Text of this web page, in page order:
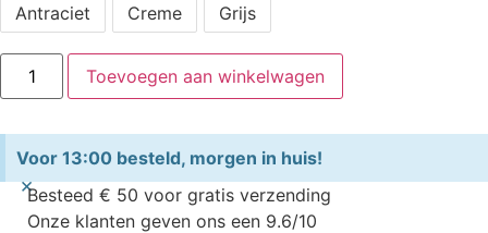
Antraciet
Creme Grijs
Toevoegen aan winkelwagen
Voor 13:00 besteld, morgen in huis!
×Besteed € 50 voor gratis verzending
Onze klanten geven ons een 9.6/10